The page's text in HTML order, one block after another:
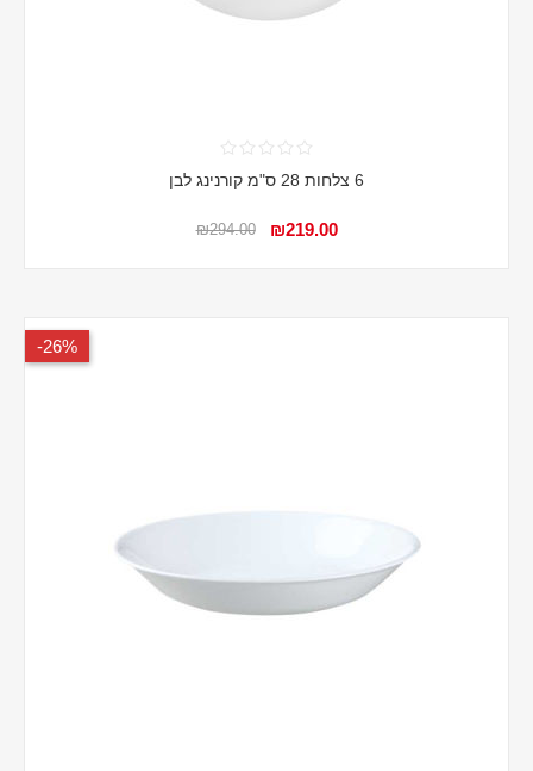
6 צלחות 28 ס"מ קורנינג לבן
₪219.00
₪294.00
26%-